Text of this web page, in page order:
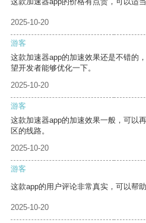
2025-10-20
游客
这款加速器app的加速效果还是不错的
望开发者能够优化一下。
2025-10-20
游客
这款加速器app的加速效果一般，可以
区的线路。
2025-10-20
游客
这款app的用户评论非常真实，可以帮
2025-10-20